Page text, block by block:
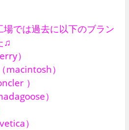
では過去に以下のブラン
♫
）
macintosh）
）
）
）